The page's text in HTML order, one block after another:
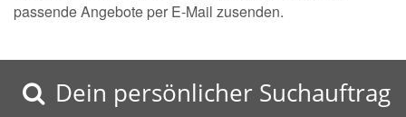
passende Angebote per E-Mail zusenden.
Dein persönlicher Suchauftrag